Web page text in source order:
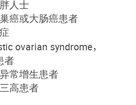
人士
癌或大肠癌患者
ovarian syndrome，
者
常增生患者
高患者